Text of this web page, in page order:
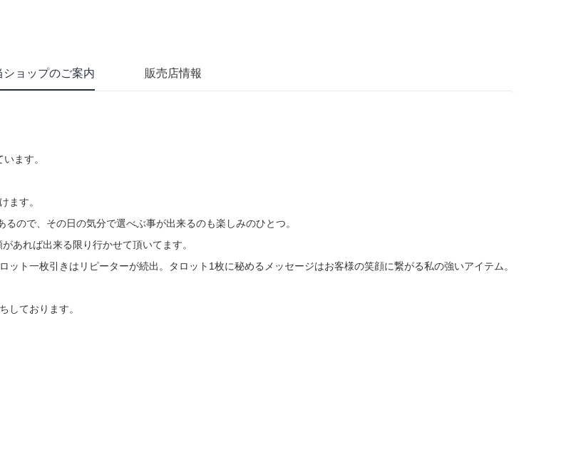
ショップのご案内 販売店情報
ます。
ます。
ので、その日の気分で選べぶ事が出来るのも楽しみのひとつ。
あれば出来る限り行かせて頂いてます。
ト一枚引きはリピーターが続出。タロット1枚に秘めるメッセージはお客様の笑顔に繋がる私の強いアイテム。
しております。